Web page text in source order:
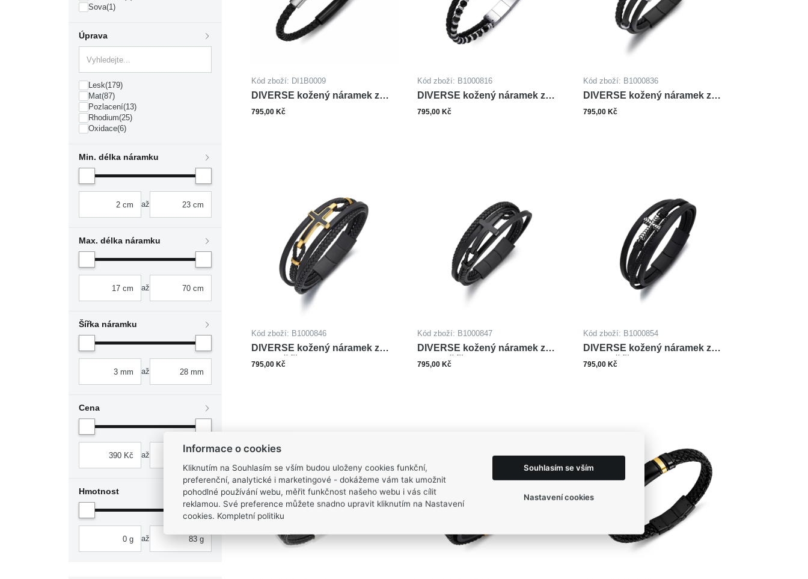
Sova(1)
Úprava
Lesk(179)
Mat(87)
Pozlacení(13)
Rhodium(25)
Oxidace(6)
Min. délka náramku
až
Max. délka náramku
až
Šířka náramku
až
Cena
až
Hmotnost
až
Kód zboží: DI1B0009
DIVERSE kožený náramek z
oceli
795,00 Kč
Kód zboží: B1000816
DIVERSE kožený náramek z
oceli HEMATIT
795,00 Kč
Kód zboží: B1000836
DIVERSE kožený náramek z
oceli KOMPAS
795,00 Kč
Kód zboží: B1000846
DIVERSE kožený náramek z
oceli KŘÍŽEK
795,00 Kč
Kód zboží: B1000847
DIVERSE kožený náramek z
oceli KŘÍŽEK
795,00 Kč
Kód zboží: B1000854
DIVERSE kožený náramek z
oceli KŘÍŽEK
795,00 Kč
Informace o cookies
Kliknutím na Souhlasím se vším budou uloženy cookies funkční,
preferenční, analytické i marketingové - dokážeme vám tak umožnit
pohodlné používání webu, měřit funkčnost našeho webu i vás cílit
reklamou. Své preference můžete snadno upravit kliknutím na Nastavení
cookies. Kompletní politiku
Souhlasím se vším
Nastavení cookies